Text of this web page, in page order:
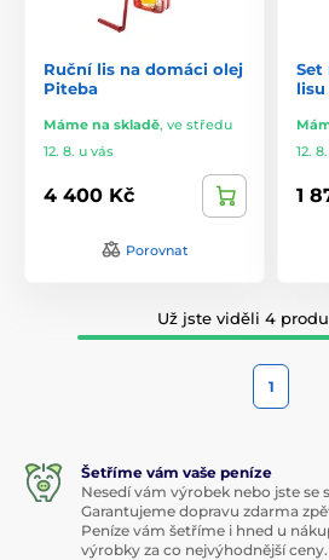
Ruční lis na domáci olej
Piteba
Máme na skladě, ve středu
12. 8. u vás
4 400 Kč
Porovnat
Set
12.
1
Už jste viděli 4
1
Šetříme vám vaše peníze
Nesedí vám výrobek nebo jste se
Garantujeme dopravu zdarma
Peníze vám šetříme i hned u
výrobky za co nejvýhodnější ceny.